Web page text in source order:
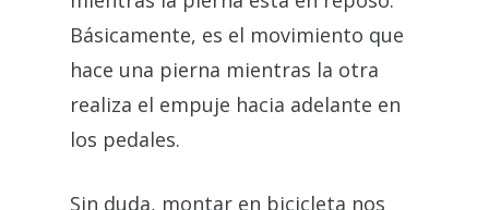
Básicamente, es el movimiento que
hace una pierna mientras la otra
realiza el empuje hacia adelante en
los pedales.
Sin duda, montar en bicicleta nos